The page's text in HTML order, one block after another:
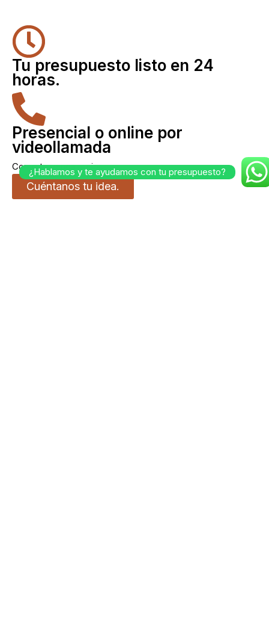
Tu presupuesto listo en 24
horas.
Presencial o online por
videollamada
Como te venga mejor.
Cuéntanos tu idea.
¿Hablamos y te ayudamos con tu presupuesto?